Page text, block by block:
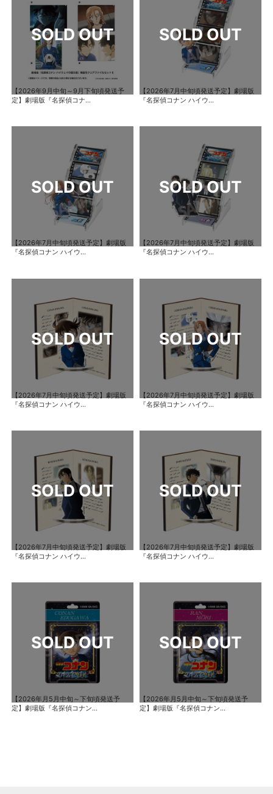
【2026年9月中旬～9月下旬頃発送予
定】劇場版『名探偵コナ...
【2026年7月中旬頃発送予定】劇場版
『名探偵コナン ハイウ...
【2026年7月中旬頃発送予定】劇場版
『名探偵コナン ハイウ...
【2026年7月中旬頃発送予定】劇場版
『名探偵コナン ハイウ...
【2026年7月中旬頃発送予定】劇場版
『名探偵コナン ハイウ...
【2026年7月中旬頃発送予定】劇場版
『名探偵コナン ハイウ...
【2026年7月中旬頃発送予定】劇場版
『名探偵コナン ハイウ...
【2026年7月中旬頃発送予定】劇場版
『名探偵コナン ハイウ...
【2026年月5月中旬～下旬頃発送予
定】劇場版『名探偵コナン...
【2026年月5月中旬～下旬頃発送予
定】劇場版『名探偵コナン...